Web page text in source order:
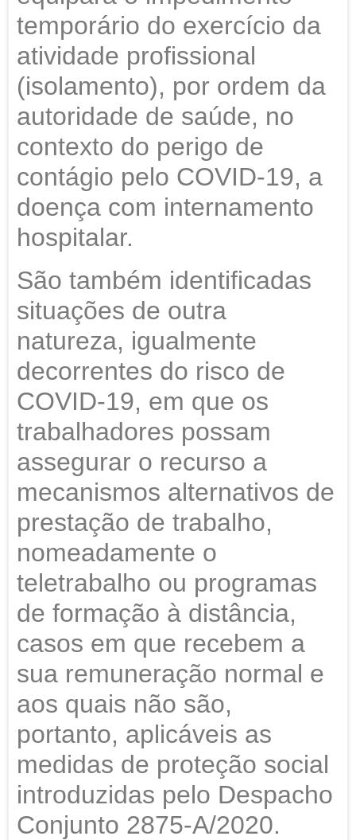
temporário do exercício da
atividade profissional
(isolamento), por ordem da
autoridade de saúde, no
contexto do perigo de
contágio pelo COVID-19, a
doença com internamento
hospitalar.
São também identificadas
situações de outra
natureza, igualmente
decorrentes do risco de
COVID-19, em que os
trabalhadores possam
assegurar o recurso a
mecanismos alternativos de
prestação de trabalho,
nomeadamente o
teletrabalho ou programas
de formação à distância,
casos em que recebem a
sua remuneração normal e
aos quais não são,
portanto, aplicáveis as
medidas de proteção social
introduzidas pelo Despacho
Conjunto 2875-A/2020.